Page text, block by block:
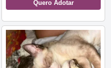
Quero Adotar